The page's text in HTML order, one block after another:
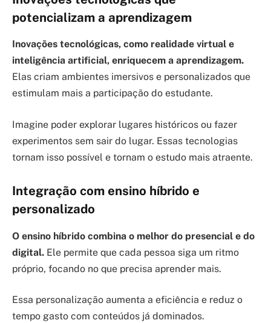
potencializam a aprendizagem
Inovações tecnológicas, como realidade virtual e
inteligência artificial, enriquecem a aprendizagem.
Elas criam ambientes imersivos e personalizados que
estimulam mais a participação do estudante.
Imagine poder explorar lugares históricos ou fazer
experimentos sem sair do lugar. Essas tecnologias
tornam isso possível e tornam o estudo mais atraente.
Integração com ensino híbrido e
personalizado
O ensino híbrido combina o melhor do presencial e do
digital. Ele permite que cada pessoa siga um ritmo
próprio, focando no que precisa aprender mais.
Essa personalização aumenta a eficiência e reduz o
tempo gasto com conteúdos já dominados.